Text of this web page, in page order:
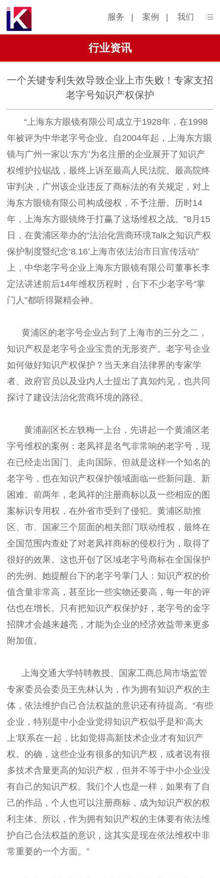
服务 | 案例 | 我们
行业资讯
一个关键专利失效导致企业上市失败！专家支招
老字号知识产权保护
“上海东方眼镜有限公司成立于1928年，在1998
年被评为中华老字号企业。自2004年起，上海东方眼
镜与广州一家以‘东方’为名注册的企业展开了知识产
权维护拉锯战，最终上诉至最高人民法院。最高院终
审判决，广州该企业违反了商标法的有关规定，对上
海东方眼镜有限公司构成侵权，不予注册。历时14
年，上海东方眼镜终于打赢了这场维权之战。”8月15
日，在黄浦区举办的“法治化营商环境Talk之知识产权
保护制度暨纪念‘8.16’上海市依法治市日宣传活动”
上，中华老字号企业上海东方眼镜有限公司董事长李
定法讲述前后14年维权历程时，台下不少老字号“掌
门人”都听得聚精会神。
黄浦区的老字号企业占到了上海市的三分之二，
知识产权是老字号企业宝贵的无形资产。老字号企业
如何做好知识产权保护？当天来自法律界的专家学
者、政府官员以及业内人士提出了真知灼见，也共同
探讨了建设法治化营商环境的路径。
黄浦副区长左轶梅一上台，先讲起一个黄浦区老
字号维权的案例：老凤祥是名气非常响的老字号，现
在已经走出国门、走向国际。但就是这样一个知名的
老字号，也在知识产权保护领域面临一些新问题、新
困难。前两年，老凤祥的注册商标以及一些相应的图
案标识专用权，在外省市受到了侵犯。黄浦区助推
区、市、国家三个层面的相关部门联动维权，最终在
全国范围内查处了对老凤祥商标的侵权行为，取得了
很好的效果。这也开创了区域老字号商标在全国保护
的先例。她提醒台下的老字号掌门人：知识产权的价
值含量非常高，甚至比一些实物还要高，每一年的评
估也在增长。只有把知识产权保护好，老字号的金字
招牌才会越来越亮，才能为企业的经济效益带来更多
附加值。
上海交通大学特聘教授、国家工商总局市场监管
专家委员会委员王先林认为，作为拥有知识产权的主
体，依法维护自己合法权益的意识还有待提高。“有些
企业，特别是中小企业觉得知识产权似乎是和‘高大
上’联系在一起，比如觉得高新技术企业才有知识产
权。的确，这些企业有很多的知识产权，或者说有很
多技术含量更高的知识产权，但并不等于中小企业没
有自己的知识产权。我们个人也是一样，如果有了自
己的作品，个人也可以注册商标，成为知识产权的权
利主体。所以，作为拥有知识产权的主体要有依法维
护自己合法权益的意识，这其实是现在依法维权中非
常重要的一个方面。”